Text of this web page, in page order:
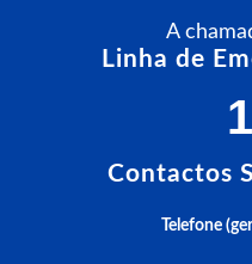
A
Linha de
Contactos
Telefone